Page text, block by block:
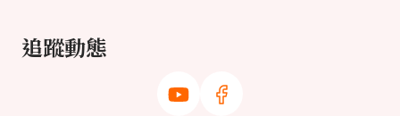
追蹤動態